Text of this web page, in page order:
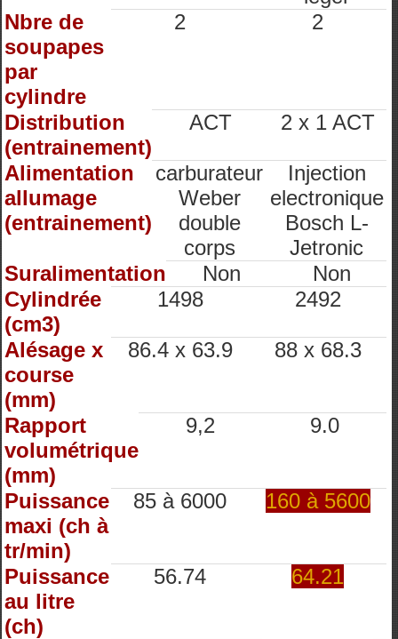
Nbre de
soupapes
par
cylindre
2 2
Distribution
(entrainement)
ACT 2 x 1 ACT
Alimentation
allumage
(entrainement)
carburateur
Weber
double
corps
Injection
electronique
Bosch L-
Jetronic
Suralimentation
Non
Non
Cylindrée
(cm3)
1498 2492
Alésage x
course
(mm)
86.4 x 63.9 88 x 68.3
Rapport
volumétrique
(mm)
9,2 9.0
Puissance
maxi (ch à
tr/min)
85 à 6000 160 à 5600
Puissance
au litre
(ch)
56.74 64.21